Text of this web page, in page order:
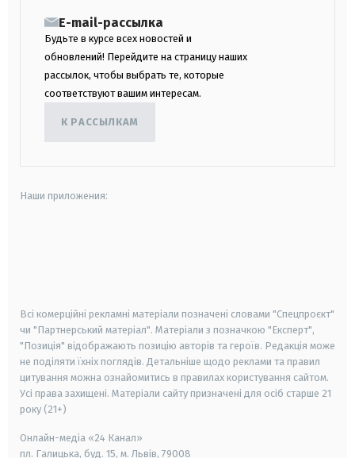
E-mail-рассылка
Будьте в курсе всех новостей и
обновлений! Перейдите на страницу наших
рассылок, чтобы выбрать те, которые
соответствуют вашим интересам.
К РАССЫЛКАМ
Наши приложения:
Всі комерційні рекламні матеріали позначені словами "Спецпроєкт"
чи "Партнерський матеріал". Матеріали з позначкою "Експерт",
"Позиція" відображають позицію авторів та героїв. Редакція може
не поділяти їхніх поглядів. Детальніше щодо реклами та правил
цитування можна ознайомитись в правилах користування сайтом.
Усі права захищені. Матеріали сайту призначені для осіб старше 21
року (21+)
Онлайн-медіа «24 Канал»
пл. Галицька, буд. 15, м. Львів, 79008